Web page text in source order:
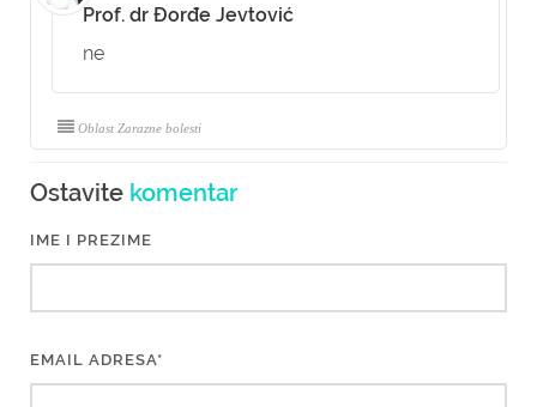
Prof. dr Đorđe Jevtović
ne
Oblast Zarazne bolesti
Ostavite komentar
IME I PREZIME
EMAIL ADRESA*